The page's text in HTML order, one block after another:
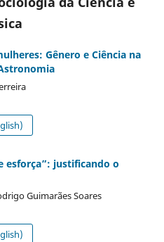
Gênero e Ciência na
esforça”: justificando o
Guimarães Soares